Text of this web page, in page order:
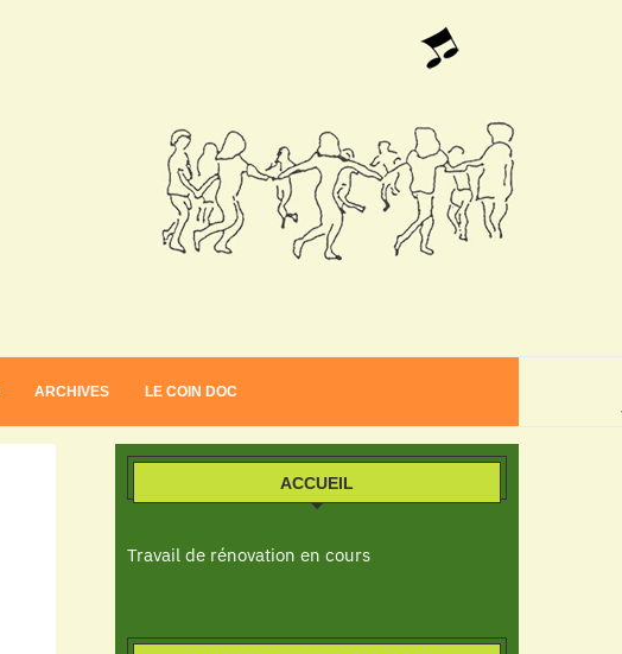
ARCHIVES LE COIN DOC
ACCUEIL
Travail de rénovation en cours